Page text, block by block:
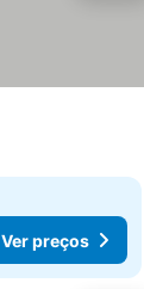
Ver preços